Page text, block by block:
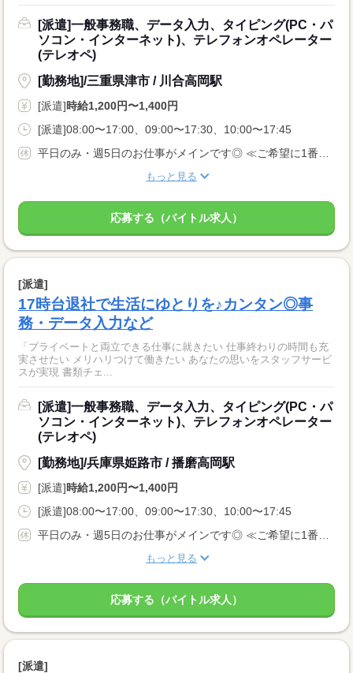
[派遣]一般事務職、データ入力、タイピング(PC・パ
ソコン・インターネット)、テレフォンオペレーター
(テレオペ)
[勤務地]/三重県津市 / 川合高岡駅
[派遣]時給1,200円〜1,400円
[派遣]08:00〜17:00、09:00〜17:30、10:00〜17:45
もっと見る
応募する（バイトル求人）
[派遣]
17時台退社で生活にゆとりを♪カンタン◎事
務・データ入力など
「プライベートと両立できる仕事に就きたい 仕事終わりの時間も充
実させたい メリハリつけて働きたい あなたの思いをスタッフサービ
スが実現 書類チェ...
[派遣]一般事務職、データ入力、タイピング(PC・パ
ソコン・インターネット)、テレフォンオペレーター
(テレオペ)
[勤務地]/兵庫県姫路市 / 播磨高岡駅
[派遣]時給1,200円〜1,400円
[派遣]08:00〜17:00、09:00〜17:30、10:00〜17:45
もっと見る
応募する（バイトル求人）
[派遣]